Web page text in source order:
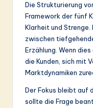
Die Strukturierung
Framework der fünf
Klarheit und
zwischen
Erzählung. Wenn
die Kunden, sich mit
Marktdynamiken
Der Fokus bleibt auf
sollte die Frage